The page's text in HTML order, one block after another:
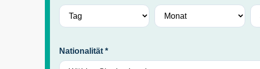
Nationalität *